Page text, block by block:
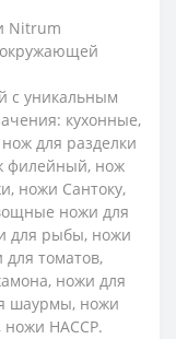
Nitrum
окружающей
с уникальным
кухонные,
для разделки
филейный, нож
ножи Сантоку,
ножи для
для рыбы, ножи
томатов,
ножи для
шаурмы, ножи
HACCP.